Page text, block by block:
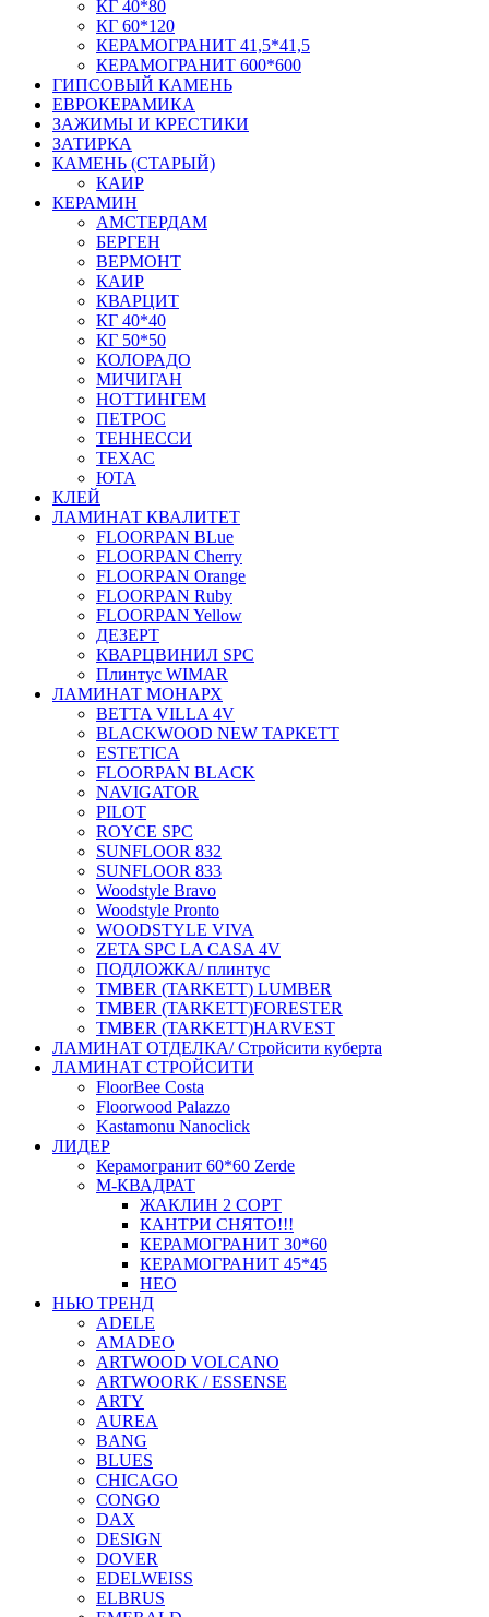
КГ 40*80
КГ 60*120
КЕРАМОГРАНИТ 41,5*41,5
КЕРАМОГРАНИТ 600*600
ГИПСОВЫЙ КАМЕНЬ
ЕВРОКЕРАМИКА
ЗАЖИМЫ И КРЕСТИКИ
ЗАТИРКА
КАМЕНЬ (СТАРЫЙ)
КАИР
КЕРАМИН
АМСТЕРДАМ
БЕРГЕН
ВЕРМОНТ
КАИР
КВАРЦИТ
КГ 40*40
КГ 50*50
КОЛОРАДО
МИЧИГАН
НОТТИНГЕМ
ПЕТРОС
ТЕННЕССИ
ТЕХАС
ЮТА
КЛЕЙ
ЛАМИНАТ КВАЛИТЕТ
FLOORPAN BLue
FLOORPAN Cherry
FLOORPAN Orange
FLOORPAN Ruby
FLOORPAN Yellow
ДЕЗЕРТ
КВАРЦВИНИЛ SPC
Плинтус WIMAR
ЛАМИНАТ МОНАРХ
BETTA VILLA 4V
BLACKWOOD NEW ТАРКЕТТ
ESTETICA
FLOORPAN BLACK
NAVIGATOR
PILOT
ROYCE SPC
SUNFLOOR 832
SUNFLOOR 833
Woodstyle Bravo
Woodstyle Pronto
WOODSTYLE VIVA
ZETA SPC LA CASA 4V
ПОДЛОЖКА/ плинтус
ТMBER (TARKETT) LUMBER
ТMBER (TARKETT)FORESTER
ТMBER (TARKETT)HARVEST
ЛАМИНАТ ОТДЕЛКА/ Стройсити куберта
ЛАМИНАТ СТРОЙСИТИ
FloorBee Costa
Floorwood Palazzo
Kastamonu Nanoclick
ЛИДЕР
Керамогранит 60*60 Zerde
М-КВАДРАТ
ЖАКЛИН 2 СОРТ
КАНТРИ СНЯТО!!!
КЕРАМОГРАНИТ 30*60
КЕРАМОГРАНИТ 45*45
НЕО
НЬЮ ТРЕНД
ADELE
AMADEO
ARTWOOD VOLCANO
ARTWOORK / ESSENSE
ARTY
AUREA
BANG
BLUES
CHICAGO
CONGO
DAX
DESIGN
DOVER
EDELWEISS
ELBRUS